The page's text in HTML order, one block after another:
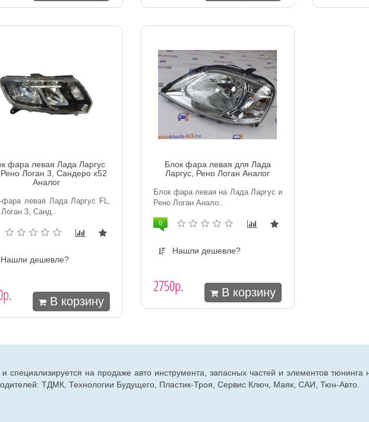
фара левая Лада Ларгус
Логан 3, Сандеро х52
Аналог
фара левая Лада Ларгус FL,
3, Санд..
дешевле?
В корзину
Блок фара левая для Лада
Ларгус, Рено Логан Аналог
Блок фара левая на Лада Ларгус и
Рено Логан Анало..
0
Нашли дешевле?
2750р. В корзину
и специализируется на продаже авто инструмента, запасных частей и элементов тюнинга
ТДМК, Технологии Будущего, Пластик-Троя, Сервис Ключ, Маяк, САИ, Тюн-Авто.